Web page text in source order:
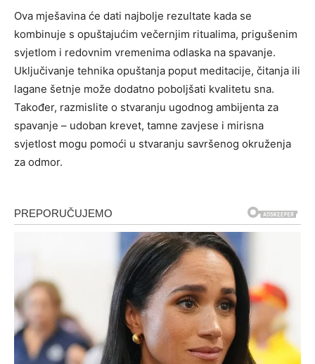
Ova mješavina će dati najbolje rezultate kada se
kombinuje s opuštajućim večernjim ritualima, prigušenim
svjetlom i redovnim vremenima odlaska na spavanje.
Uključivanje tehnika opuštanja poput meditacije, čitanja ili
lagane šetnje može dodatno poboljšati kvalitetu sna.
Također, razmislite o stvaranju ugodnog ambijenta za
spavanje – udoban krevet, tamne zavjese i mirisna
svjetlost mogu pomoći u stvaranju savršenog okruženja
za odmor.